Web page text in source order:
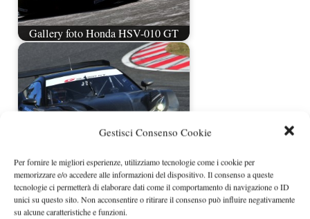
Gestisci Consenso Cookie
Per fornire le migliori esperienze, utilizziamo tecnologie come i cookie per
memorizzare e/o accedere alle informazioni del dispositivo. Il consenso a queste
tecnologie ci permetterà di elaborare dati come il comportamento di navigazione o ID
unici su questo sito. Non acconsentire o ritirare il consenso può influire negativamente
su alcune caratteristiche e funzioni.
Gallery foto Honda HSV-010 GT
Honda HSV-010 GT nuove foto e
video